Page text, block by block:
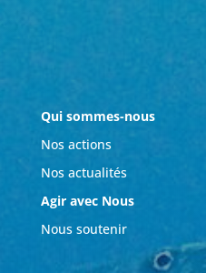
Qui sommes-nous
Nos actions
Nos actualités
Agir avec Nous
Nous soutenir